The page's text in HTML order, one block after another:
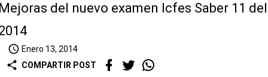
del nuevo examen Icfes Saber 11 del
access_time Enero 13, 2014
share COMPARTIR POST